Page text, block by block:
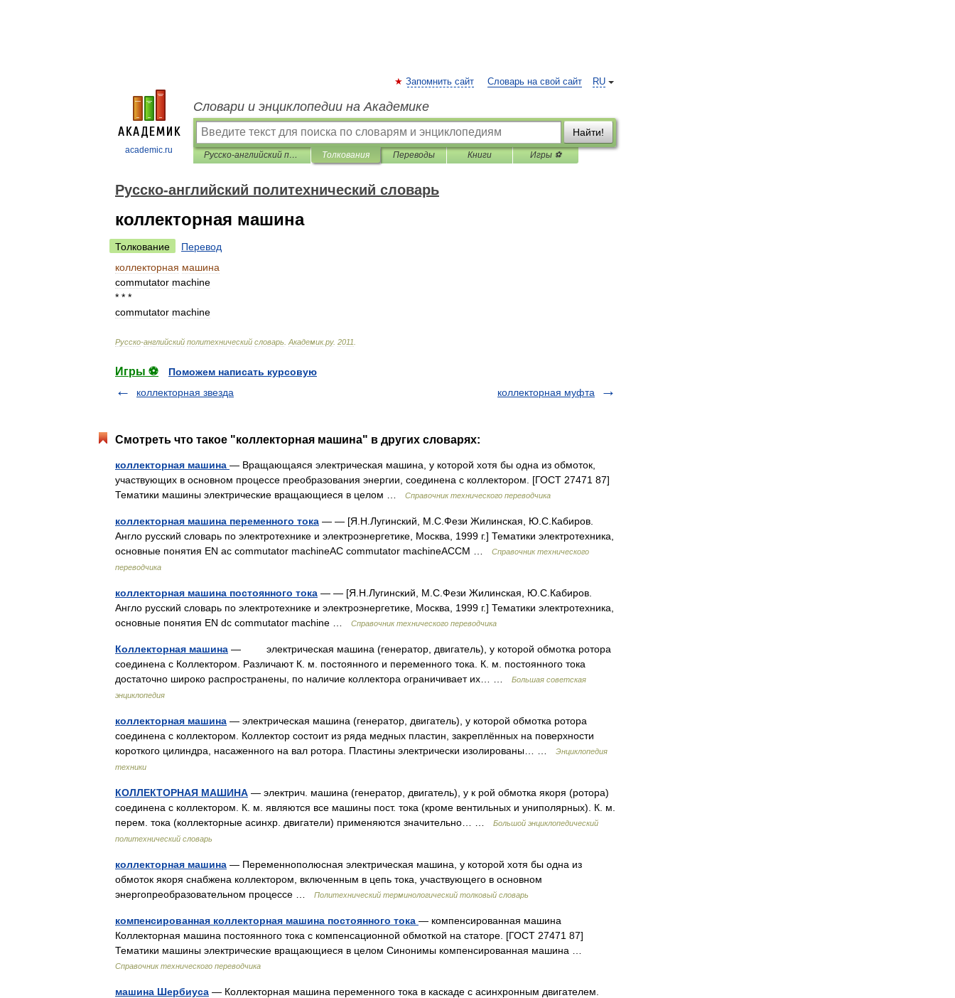
academic.ru
RU
Запомнить сайт Словарь на свой сайт
Словари и энциклопедии на Академике
Найти!
Русско-английский политехнический словарь Толкования Переводы Книги Игры ⚽
Русско-английский политехнический словарь
коллекторная машина
Толкование
Перевод
коллекторная машина
commutator machine
* * *
commutator machine
Русско-английский политехнический словарь Академик.ру. 2011
Игры ⚽
Поможем написать курсовую
коллекторная звезда
коллекторная муфта
Смотреть что такое "коллекторная машина" в других словарях:
коллекторная машина — Вращающаяся электрическая машина, у которой хотя бы одна из обмоток,
участвующих в основном процессе преобразования энергии, соединена с коллектором. [ГОСТ 27471 87]
Тематики машины электрические вращающиеся в целом …
Справочник технического переводчика
коллекторная машина переменного тока — — [Я.Н.Лугинский, М.С.Фези Жилинская, Ю.С.Кабиров.
Англо русский словарь по электротехнике и электроэнергетике, Москва, 1999 г.] Тематики электротехника,
основные понятия EN ac commutator machineAC commutator machineACCM …
Справочник технического
переводчика
коллекторная машина постоянного тока — — [Я.Н.Лугинский, М.С.Фези Жилинская, Ю.С.Кабиров.
Англо русский словарь по электротехнике и электроэнергетике, Москва, 1999 г.] Тематики электротехника,
основные понятия EN dc commutator machine …
Справочник технического переводчика
Коллекторная машина — электрическая машина (генератор, двигатель), у которой обмотка ротора
соединена с Коллектором. Различают К. м. постоянного и переменного тока. К. м. постоянного тока
достаточно широко распространены, по наличие коллектора ограничивает их… …
Большая советская
энциклопедия
коллекторная машина — электрическая машина (генератор, двигатель), у которой обмотка ротора
соединена с коллектором. Коллектор состоит из ряда медных пластин, закреплённых на поверхности
короткого цилиндра, насаженного на вал ротора. Пластины электрически изолированы… …
Энциклопедия
техники
КОЛЛЕКТОРНАЯ МАШИНА — электрич. машина (генератор, двигатель), у к рой обмотка якоря (ротора)
соединена с коллектором. К. м. являются все машины пост. тока (кроме вентильных и униполярных). К. м.
перем. тока (коллекторные асинхр. двигатели) применяются значительно… …
Большой энциклопедический
политехнический словарь
коллекторная машина — Переменнополюсная электрическая машина, у которой хотя бы одна из
обмоток якоря снабжена коллектором, включенным в цепь тока, участвующего в основном
энергопреобразовательном процессе …
Политехнический терминологический толковый словарь
компенсированная коллекторная машина постоянного тока — компенсированная машина
Коллекторная машина постоянного тока с компенсационной обмоткой на статоре. [ГОСТ 27471 87]
Тематики машины электрические вращающиеся в целом Синонимы компенсированная машина …
Справочник технического переводчика
машина Шербиуса — Коллекторная машина переменного тока в каскаде с асинхронным двигателем.